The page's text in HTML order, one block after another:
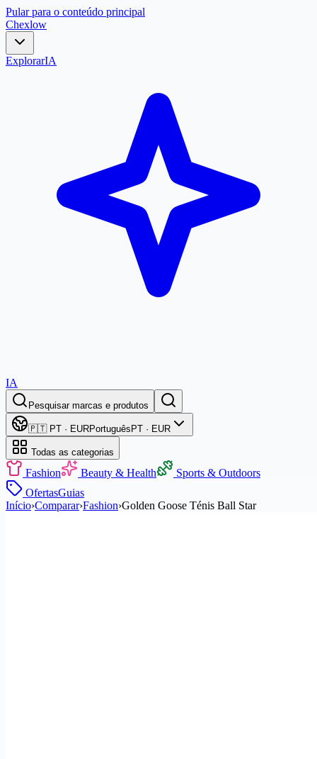
Pular para o conteúdo principal
Chexlow
ExplorarIA
IA
Pesquisar marcas e produtos
🇵🇹 PT · EURPortuguês PT · EUR
Todas as categorias
Fashion Beauty & Health
Sports & Outdoors
OfertasGuias
Início›Comparar›Fashion›Golden Goose Ténis Ball Star